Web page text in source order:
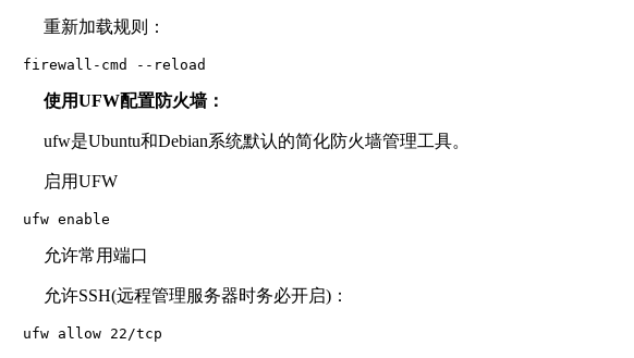
重新加载规则：
firewall-cmd --reload
使用UFW配置防火墙：
ufw是Ubuntu和Debian系统默认的简化防火墙管理工具。
启用UFW
ufw enable
允许常用端口
允许SSH(远程管理服务器时务必开启)：
ufw allow 22/tcp